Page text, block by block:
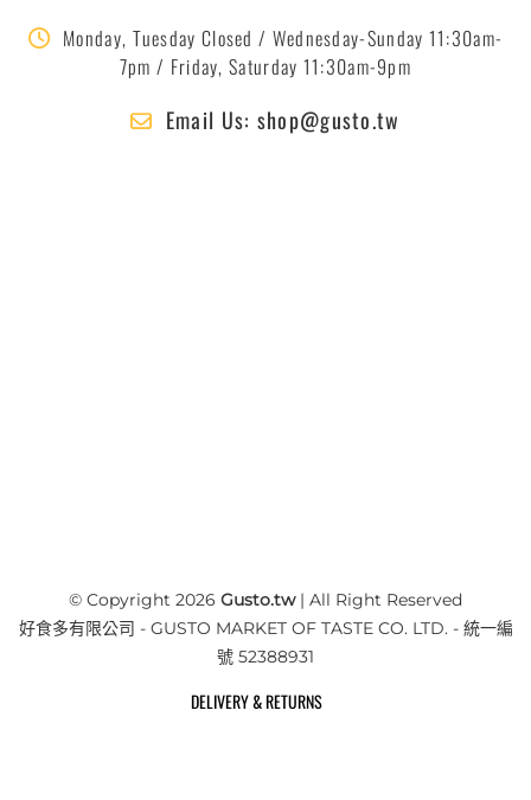
Monday, Tuesday Closed / Wednesday-Sunday 11:30am-
7pm / Friday, Saturday 11:30am-9pm
Email Us: shop@gusto.tw
© Copyright 2026 Gusto.tw| All Right Reserved
好食多有限公司 - GUSTO MARKET OF TASTE CO. LTD. - 統一編
號 52388931
DELIVERY & RETURNS